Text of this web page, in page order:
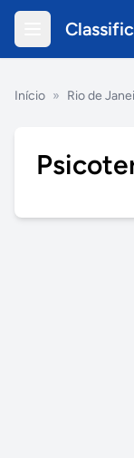
Início » Rio de